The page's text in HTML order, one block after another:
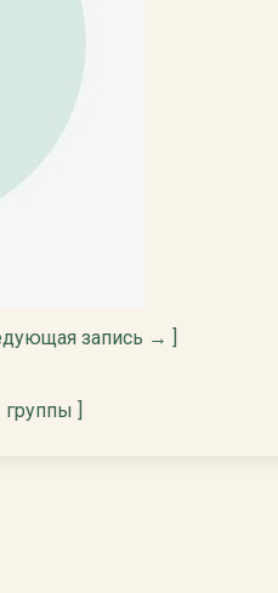
запись → ]
группы ]